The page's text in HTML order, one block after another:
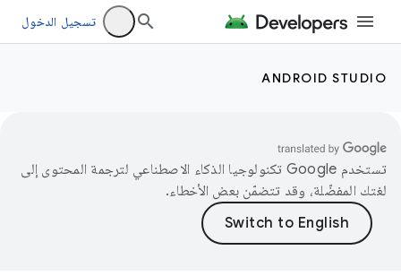
تسجيل الدخول
ANDROID STUDIO
تستخدم Google تكنولوجيا الذكاء الاصطناعي لترجمة المحتوى إلى
لغتك المفضّلة، وقد تتضمّن بعض الأخطاء.